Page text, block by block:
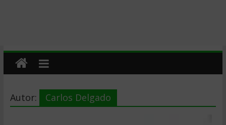
Autor: Carlos Delgado